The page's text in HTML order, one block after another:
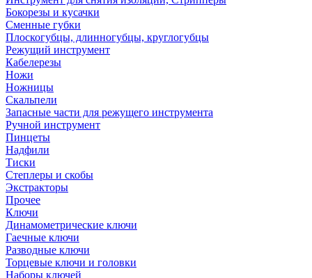
Бокорезы и кусачки
Сменные губки
Плоскогубцы, длинногубцы, круглогубцы
Режущий инструмент
Кабелерезы
Ножи
Ножницы
Скальпели
Запасные части для режущего инструмента
Ручной инструмент
Пинцеты
Надфили
Тиски
Степлеры и скобы
Экстракторы
Прочее
Ключи
Динамометрические ключи
Гаечные ключи
Разводные ключи
Торцевые ключи и головки
Наборы ключей